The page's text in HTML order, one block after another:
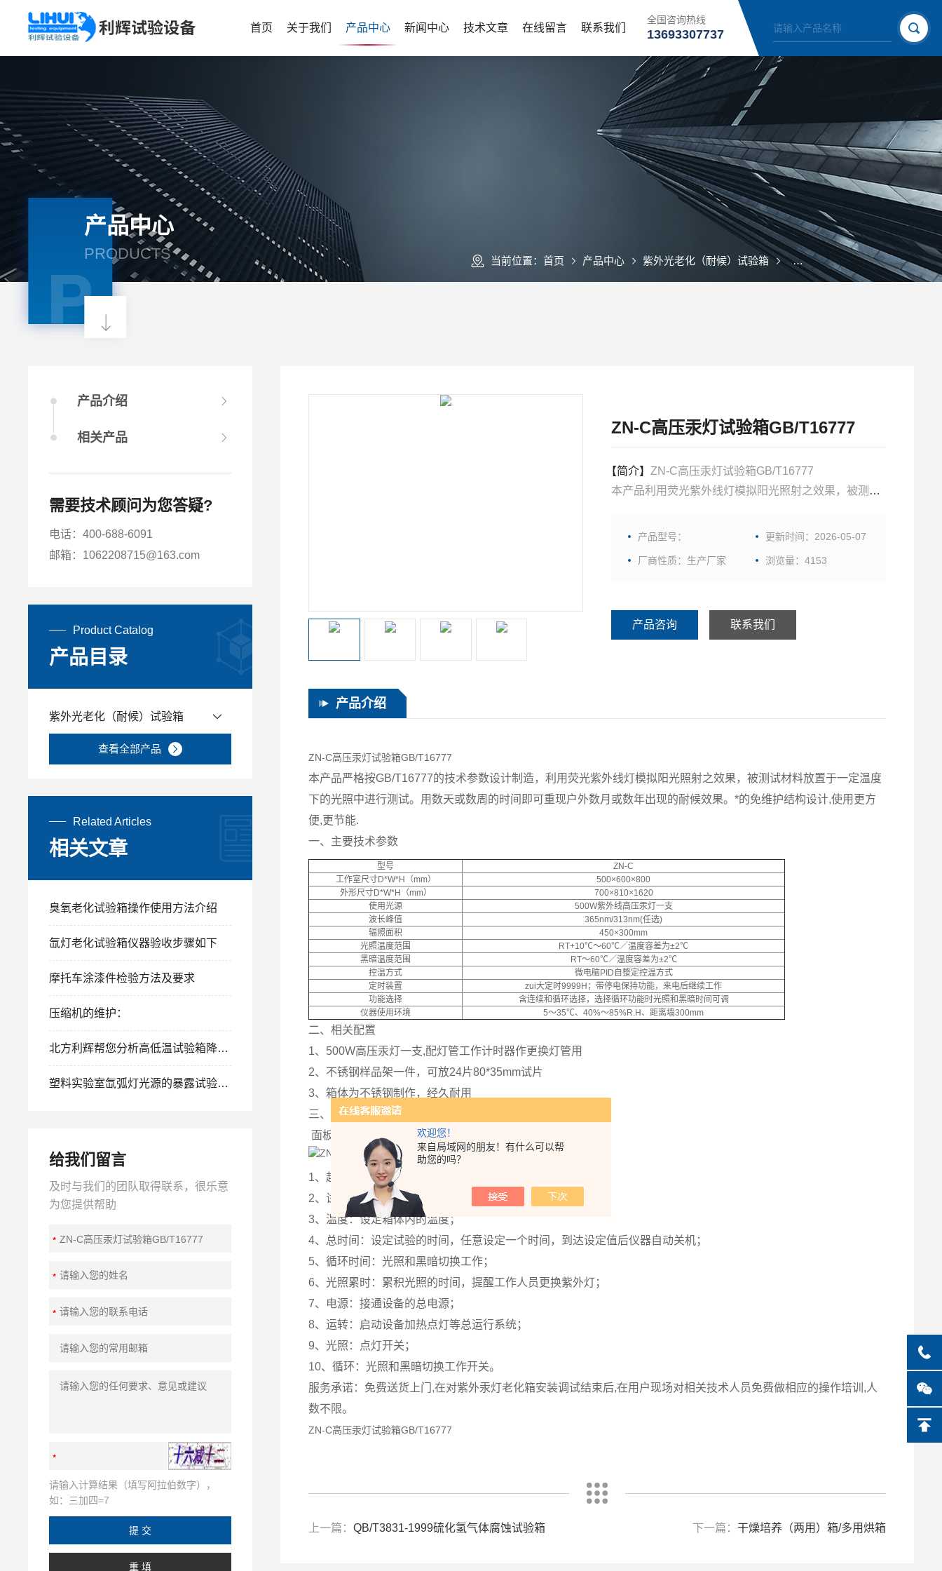
欢迎您！
来自局域网的朋友！有什么可以帮
助您的吗？
全国咨询热线
13693307737
首页 关于我们 产品中心 新闻中心 技术文章 在线留言 联系我们
P
产品中心
PRODUCTS 当前位置：首页 产品中心 紫外光老化（耐候）试验箱 ZN-C紫外汞灯老化箱（GB/
产品介绍
相关产品
需要技术顾问为您答疑?
电话：400-688-6091
邮箱：1062208715@163.com
Product Catalog
产品目录
紫外光老化（耐候）试验箱
查看全部产品
ZN-C高压汞灯试验箱GB/T16777
【简介】 ZN-C高压汞灯试验箱GB/T16777
本产品利用荧光紫外线灯模拟阳光照射之效果，被测试
周的时间即可重现户外数月或数年出现的耐候效果。*的
产品型号： 更新时间：2026-05-07
厂商性质：生产厂家 浏览量：4153
产品咨询 联系我们
产品介绍
ZN-C高压汞灯试验箱GB/T16777
本产品严格按GB/T16777的技术参数设计制造，利用荧光紫外线灯模拟阳光照射之效果，被测试材料放置于一定温度
下的光照中进行测试。用数天或数周的时间即可重现户外数月或数年出现的耐候效果。*的免维护结构设计,使用更方
便,更节能.
一、主要技术参数
型号
ZN-C
工作室尺寸D*W*H（mm）
500×600×800
外形尺寸D*W*H（mm）
700×810×1620
使用光源
500W紫外线高压汞灯一支
波长峰值
365nm/313nm(任选)
辐照面积
450×300mm
光照温度范围
RT+10℃～60℃／温度容差为±2℃
黑暗温度范围
RT～60℃／温度容差为±2℃
控温方式
微电脑PID自整定控温方式
定时装置
zui大定时9999H；带停电保持功能，来电后继续工作
功能选择
含连续和循环选择，选择循环功能时光照和黑暗时间可调
仪器使用环境
5～35℃、40%～85%R.H、距离墙300mm
二、相关配置
1、500W高压汞灯一支,配灯管工作计时器作更换灯管用
2、不锈钢样品架一件，可放24片80*35mm试片
3、箱体为不锈钢制作，经久耐用
三、使用方法
面板排布
1、超温:室内温度超过设定温度被保护；
2、试验结束：试验设定时间到达后试验自动结束；
3、温度：设定箱体内的温度；
4、总时间：设定试验的时间，任意设定一个时间，到达设定值后仪器自动关机；
5、循环时间：光照和黑暗切换工作；
6、光照累时：累积光照的时间，提醒工作人员更换紫外灯；
7、电源：接通设备的总电源；
8、运转：启动设备加热点灯等总运行系统；
9、光照：点灯开关；
10、循环：光照和黑暗切换工作开关。
服务承诺：免费送货上门,在对紫外汞灯老化箱安装调试结束后,在用户现场对相关技术人员免费做相应的操作培训,人
数不限。
ZN-C高压汞灯试验箱GB/T16777
上一篇：QB/T3831-1999硫化氢气体腐蚀试验箱 下一篇： 干燥培养（两用）箱/多用烘箱
Related Articles
相关文章
臭氧老化试验箱操作使用方法介绍
氙灯老化试验箱仪器验收步骤如下
摩托车涂漆件检验方法及要求
压缩机的维护：
北方利辉帮您分析高低温试验箱降温过慢的原因
塑料实验室氙弧灯光源的暴露试验方法
给我们留言
及时与我们的团队取得联系，很乐意
为您提供帮助
请输入计算结果（填写阿拉伯数字），
如：三加四=7